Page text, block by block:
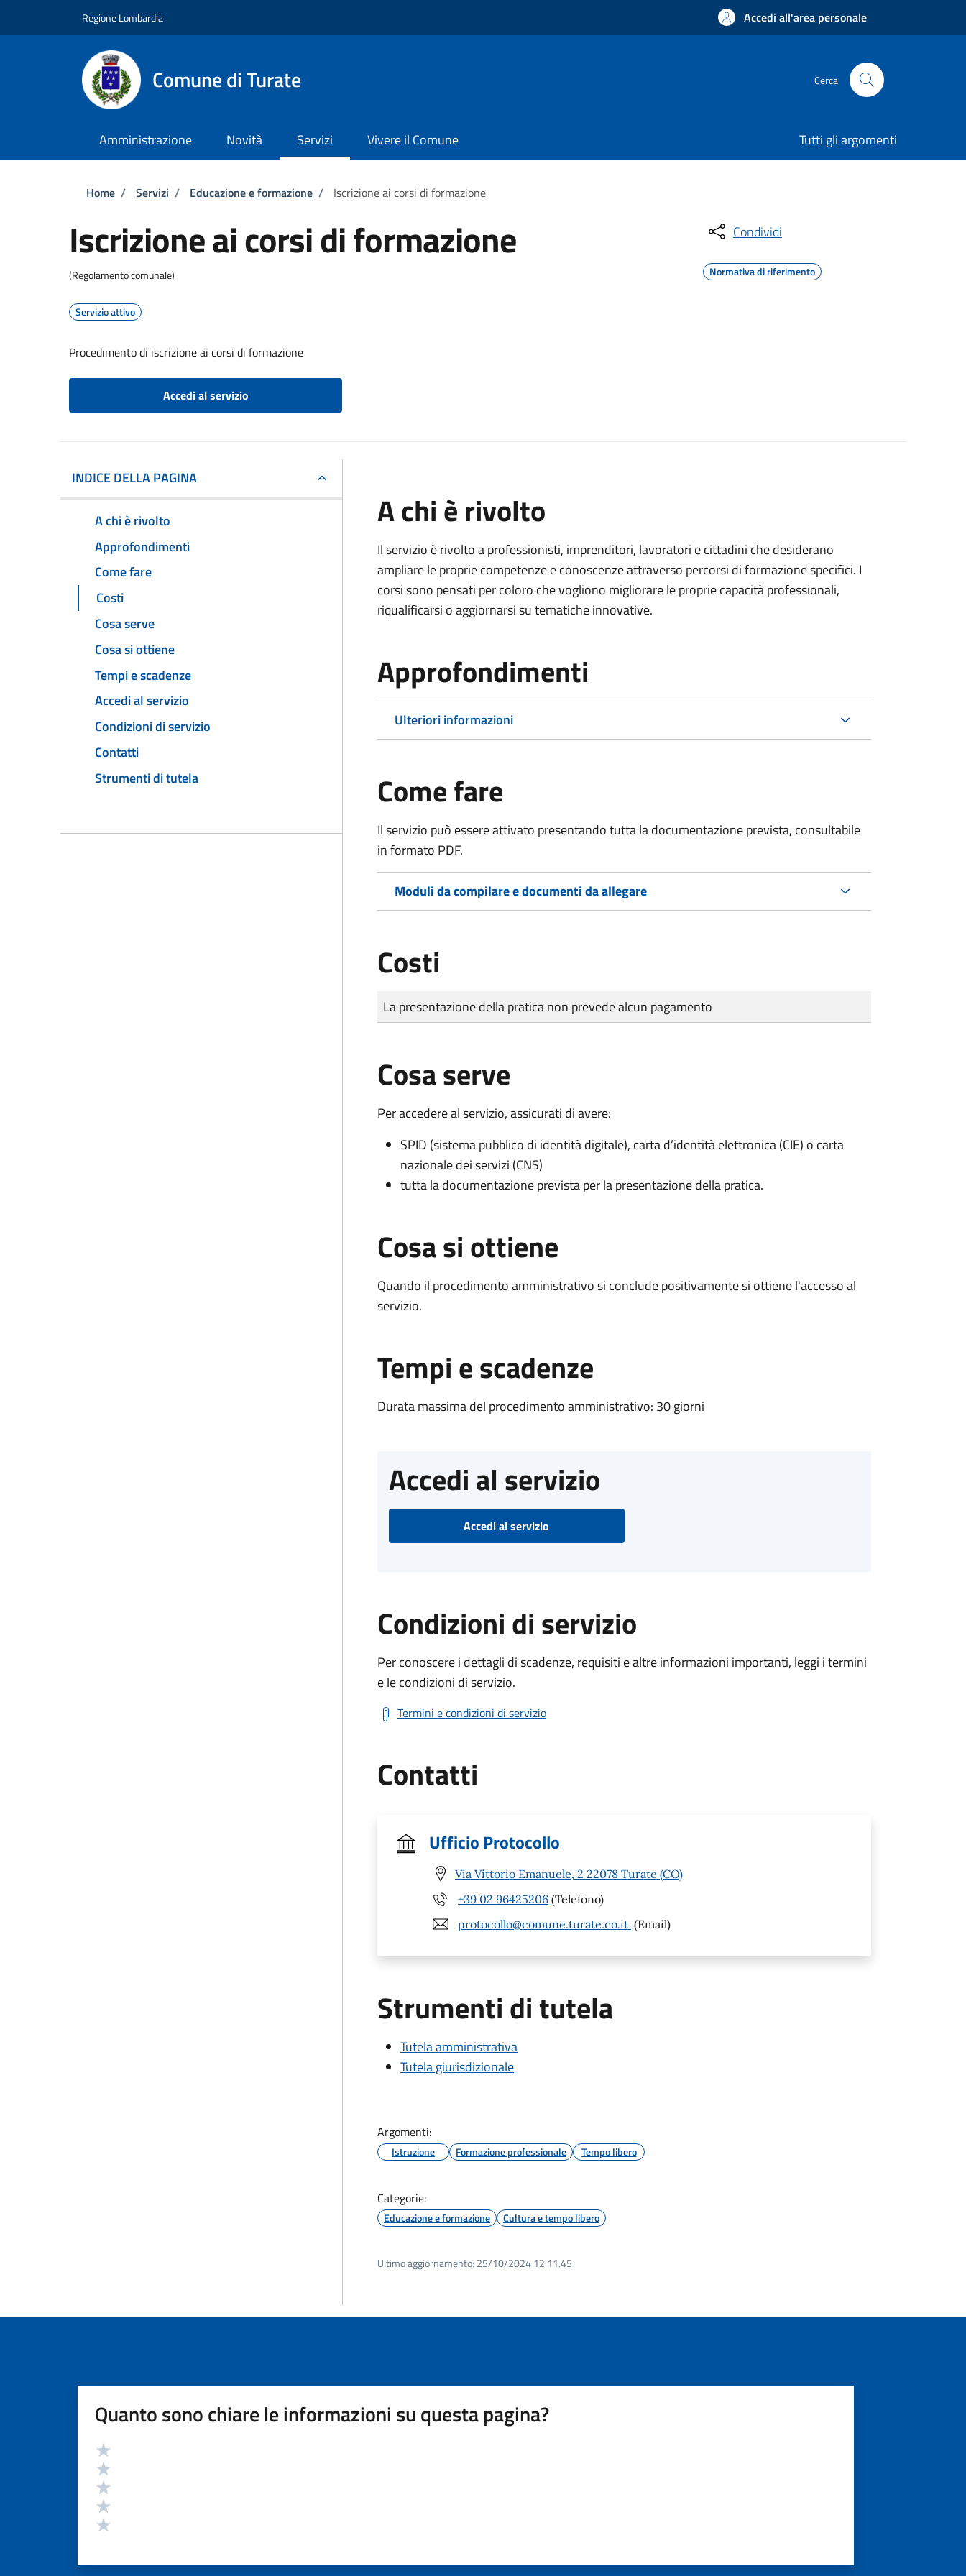
Regione Lombardia Accedi all'area personale
Comune di Turate Cerca
Amministrazione Novità Servizi Vivere il Comune Tutti gli argomenti
Briciole di pane
Home / Servizi / Educazione e formazione / Iscrizione ai corsi di formazione
Iscrizione ai corsi di formazione
(Regolamento comunale)
Servizio attivo
Procedimento di iscrizione ai corsi di formazione
Accedi al servizio
Condividi
Normativa di riferimento
INDICE DELLA PAGINA
A chi è rivolto
Approfondimenti
Come fare
Costi
Cosa serve
Cosa si ottiene
Tempi e scadenze
Accedi al servizio
Condizioni di servizio
Contatti
Strumenti di tutela
A chi è rivolto
Il servizio è rivolto a professionisti, imprenditori, lavoratori e cittadini che desiderano
ampliare le proprie competenze e conoscenze attraverso percorsi di formazione specifici. I
corsi sono pensati per coloro che vogliono migliorare le proprie capacità professionali,
riqualificarsi o aggiornarsi su tematiche innovative.
Approfondimenti
Ulteriori informazioni
Come fare
Il servizio può essere attivato presentando tutta la documentazione prevista, consultabile
in formato PDF.
Moduli da compilare e documenti da allegare
Costi
Tipo di pagamento
Importo
La presentazione della pratica non prevede alcun pagamento
Cosa serve
Per accedere al servizio, assicurati di avere:
SPID (sistema pubblico di identità digitale), carta d’identità elettronica (CIE) o carta
nazionale dei servizi (CNS)
tutta la documentazione prevista per la presentazione della pratica.
Cosa si ottiene
Quando il procedimento amministrativo si conclude positivamente si ottiene l'accesso al
servizio.
Tempi e scadenze
Durata massima del procedimento amministrativo: 30 giorni
Accedi al servizio
Accedi al servizio
Condizioni di servizio
Per conoscere i dettagli di scadenze, requisiti e altre informazioni importanti, leggi i termini
e le condizioni di servizio.
Termini e condizioni di servizio
Contatti
Ufficio Protocollo
Via Vittorio Emanuele, 2 22078 Turate (CO)
+39 02 96425206 (Telefono)
protocollo@comune.turate.co.it (Email)
Strumenti di tutela
Tutela amministrativa
Tutela giurisdizionale
Argomenti:
Istruzione Formazione professionale Tempo libero
Categorie:
Educazione e formazione Cultura e tempo libero
Ultimo aggiornamento: 25/10/2024 12:11.45
Quanto sono chiare le informazioni su questa pagina?
Valutazione